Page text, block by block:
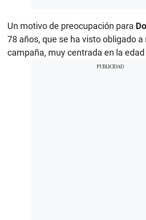
Un motivo de preocupación para
78 años, que se ha visto obligado a
campaña, muy centrada en la edad